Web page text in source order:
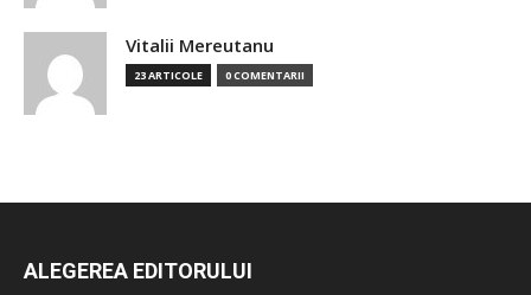
Vitalii Mereutanu
23 ARTICOLE 0 COMENTARII
ALEGEREA EDITORULUI